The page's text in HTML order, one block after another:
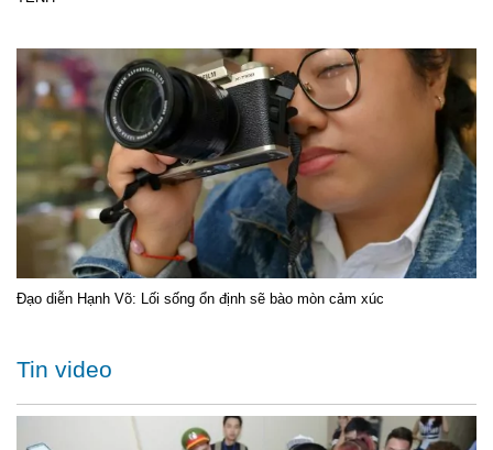
Đạo diễn Hạnh Võ: Lối sống ổn định sẽ bào mòn cảm xúc
Tin video